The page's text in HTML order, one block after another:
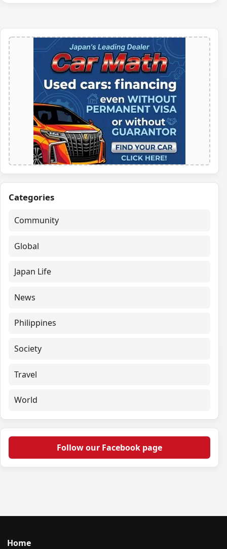
Categories
Community
Global
Japan Life
News
Philippines
Society
Travel
World
Follow our Facebook page
Home